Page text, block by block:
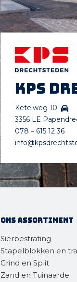
KPS
Ketelweg 10
3356 LE
078 – 615 12 36
Ons assortiment
Sierbestrating
Stapelblokken en
Grind en Split
Zand en Tuinaarde